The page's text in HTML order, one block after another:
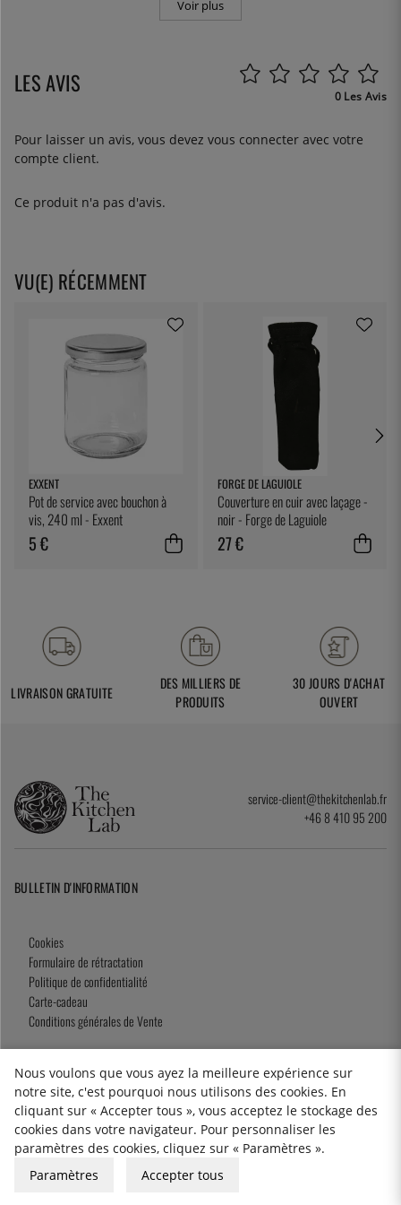
Voir plus
LES AVIS 0 Les Avis
Pour laisser un avis, vous devez vous connecter avec votre
compte client.
Ce produit n'a pas d'avis.
VU(E) RÉCEMMENT
EXXENT
Pot de service avec bouchon à
vis, 240 ml - Exxent
5 €
FORGE DE LAGUIOLE
Couverture en cuir avec laçage -
noir - Forge de Laguiole
27 €
LIVRAISON GRATUITE
DES MILLIERS DE
PRODUITS
30 JOURS D'ACHAT
OUVERT
service-client@thekitchenlab.fr
+46 8 410 95 200
BULLETIN D'INFORMATION
Cookies
Formulaire de rétractation
Politique de confidentialité
Carte-cadeau
Conditions générales de Vente
2026 KitchenLab AB
Nous voulons que vous ayez la meilleure expérience sur
notre site, c'est pourquoi nous utilisons des cookies. En
cliquant sur « Accepter tous », vous acceptez le stockage des
cookies dans votre navigateur. Pour personnaliser les
paramètres des cookies, cliquez sur « Paramètres ».
Paramètres
Accepter tous